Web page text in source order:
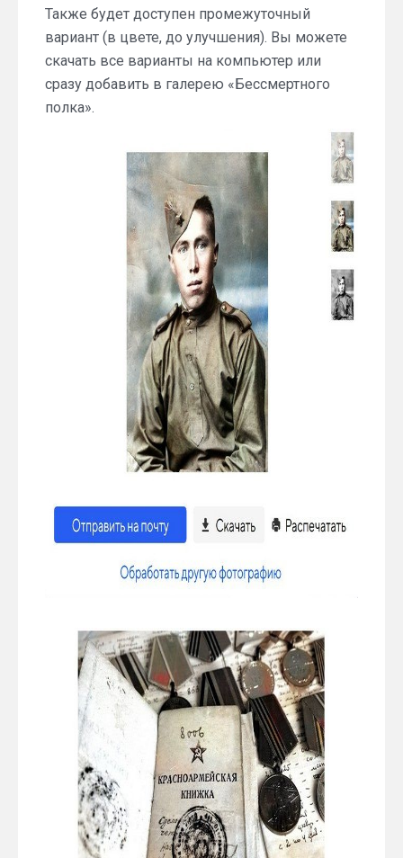
Также будет доступен промежуточный
вариант (в цвете, до улучшения). Вы можете
скачать все варианты на компьютер или
сразу добавить в галерею «Бессмертного
полка».